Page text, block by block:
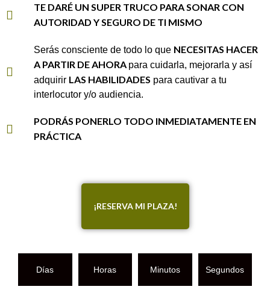
TE DARÉ UN SUPER TRUCO PARA SONAR CON
AUTORIDAD Y SEGURO DE TI MISMO
Serás consciente de todo lo que NECESITAS HACER
A PARTIR DE AHORA para cuidarla, mejorarla y así
adquirir LAS HABILIDADES para cautivar a tu
interlocutor y/o audiencia.
PODRÁS PONERLO TODO INMEDIATAMENTE EN
PRÁCTICA
¡RESERVA MI PLAZA!
Días Horas Minutos Segundos